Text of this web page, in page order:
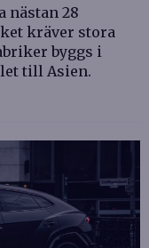
nästan 28
kräver stora
byggs i
till Asien.